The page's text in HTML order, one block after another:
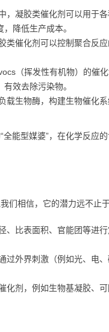
凝胶类催化剂可以用于
降低生产成本。
类催化剂可以控制聚合反
（挥发性有机物）的催
效去除污染物。
载生物酶，构建生物催化
能型媒婆”，在化学反应
们相信，它的潜力远不止于
、比表面积、官能团等进
外界刺激（例如光、电
化剂，例如生物基凝胶、